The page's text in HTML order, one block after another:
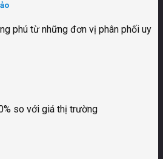
phú từ những đơn vị phân phối uy
so với giá thị trường